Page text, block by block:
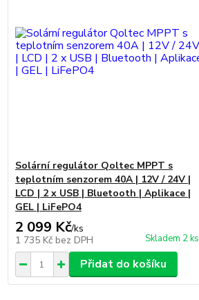
Solární regulátor Qoltec MPPT s
teplotním senzorem 40A | 12V / 24V |
LCD | 2 x USB | Bluetooth | Aplikace |
GEL | LiFePO4
2 099 Kč/ks
1 735 Kč bez DPH Skladem 2 ks
Přidat do košíku